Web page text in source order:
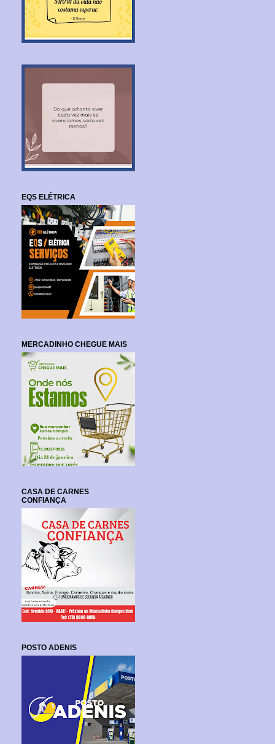
EQS ELÉTRICA
MERCADINHO CHEGUE MAIS
CASA DE CARNES
CONFIANÇA
POSTO ADENIS